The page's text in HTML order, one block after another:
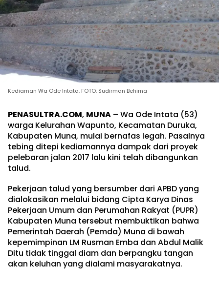
Kediaman Wa Ode Intata. FOTO: Sudirman Behima
PENASULTRA.COM, MUNA – Wa Ode Intata (53)
warga Kelurahan Wapunto, Kecamatan Duruka,
Kabupaten Muna, mulai bernafas legah. Pasalnya
tebing ditepi kediamannya dampak dari proyek
pelebaran jalan 2017 lalu kini telah dibangunkan
talud.
Pekerjaan talud yang bersumber dari APBD yang
dialokasikan melalui bidang Cipta Karya Dinas
Pekerjaan Umum dan Perumahan Rakyat (PUPR)
Kabupaten Muna tersebut membuktikan bahwa
Pemerintah Daerah (Pemda) Muna di bawah
kepemimpinan LM Rusman Emba dan Abdul Malik
Ditu tidak tinggal diam dan berpangku tangan
akan keluhan yang dialami masyarakatnya.